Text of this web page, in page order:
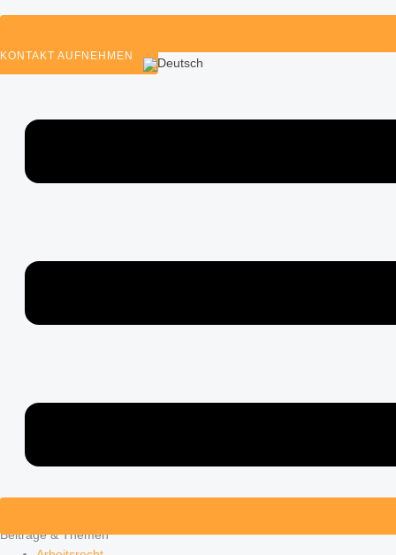
KONTAKT AUFNEHMEN
Beiträge & Themen